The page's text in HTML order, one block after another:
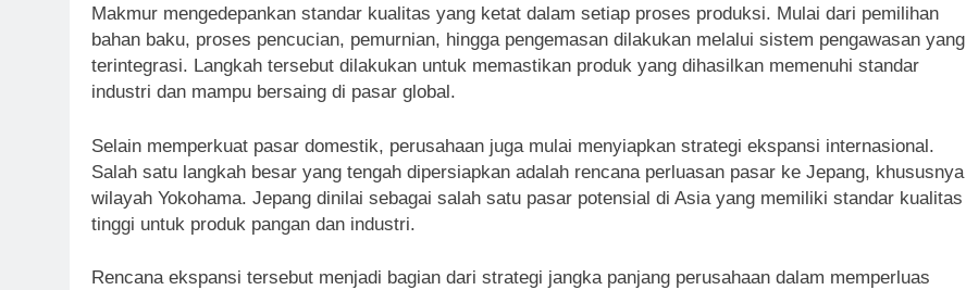
Makmur mengedepankan standar kualitas yang ketat dalam setiap proses produksi. Mulai dari pemilihan
bahan baku, proses pencucian, pemurnian, hingga pengemasan dilakukan melalui sistem pengawasan yang
terintegrasi. Langkah tersebut dilakukan untuk memastikan produk yang dihasilkan memenuhi standar
industri dan mampu bersaing di pasar global.
Selain memperkuat pasar domestik, perusahaan juga mulai menyiapkan strategi ekspansi internasional.
Salah satu langkah besar yang tengah dipersiapkan adalah rencana perluasan pasar ke Jepang, khususnya
wilayah Yokohama. Jepang dinilai sebagai salah satu pasar potensial di Asia yang memiliki standar kualitas
tinggi untuk produk pangan dan industri.
Rencana ekspansi tersebut menjadi bagian dari strategi jangka panjang perusahaan dalam memperluas